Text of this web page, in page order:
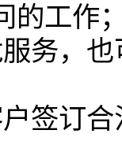
的工作
务，
签订